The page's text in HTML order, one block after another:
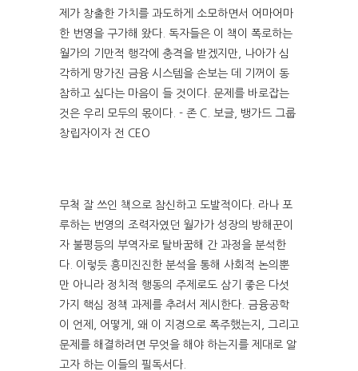
제가 창출한 가치를 과도하게 소모하면서 어마어마
한 번영을 구가해 왔다. 독자들은 이 책이 폭로하는
월가의 기만적 행각에 충격을 받겠지만, 나아가 심
각하게 망가진 금융 시스템을 손보는 데 기꺼이 동
참하고 싶다는 마음이 들 것이다. 문제를 바로잡는
것은 우리 모두의 몫이다. - 존 C. 보글, 뱅가드 그룹
창립자이자 전 CEO
무척 잘 쓰인 책으로 참신하고 도발적이다. 라나 포
루하는 번영의 조력자였던 월가가 성장의 방해꾼이
자 불평등의 부역자로 탈바꿈해 간 과정을 분석한
다. 이렇듯 흥미진진한 분석을 통해 사회적 논의뿐
만 아니라 정치적 행동의 주제로도 삼기 좋은 다섯
가지 핵심 정책 과제를 추려서 제시한다. 금융공학
이 언제, 어떻게, 왜 이 지경으로 폭주했는지, 그리고
문제를 해결하려면 무엇을 해야 하는지를 제대로 알
고자 하는 이들의 필독서다.